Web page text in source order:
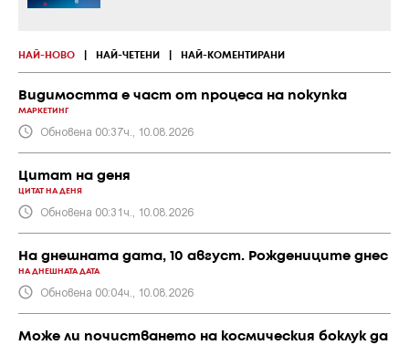
НАЙ-НОВО НАЙ-ЧЕТЕНИ НАЙ-КОМЕНТИРАНИ
Видимостта е част от процеса на покупка
МАРКЕТИНГ
Обновена 00:37ч., 10.08.2026
Цитат на деня
ЦИТАТ НА ДЕНЯ
Обновена 00:31ч., 10.08.2026
На днешната дата, 10 август. Рождениците днес
НА ДНЕШНАТА ДАТА
Обновена 00:04ч., 10.08.2026
Може ли почистването на космическия боклук да